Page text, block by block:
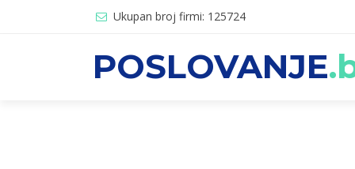
Ukupan broj firmi: 125724
POSLOVANJE